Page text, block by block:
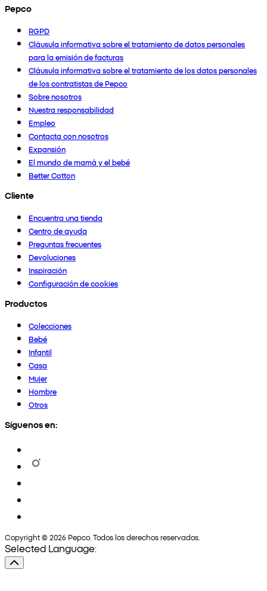
Pepco
RGPD
Cláusula informativa sobre el tratamiento de datos personales
para la emisión de facturas
Cláusula informativa sobre el tratamiento de los datos personales
de los contratistas de Pepco
Sobre nosotros
Nuestra responsabilidad
Empleo
Contacta con nosotros
Expansión
El mundo de mamá y el bebé
Better Cotton
Cliente
Encuentra una tienda
Centro de ayuda
Preguntas frecuentes
Devoluciones
Inspiración
Configuración de cookies
Productos
Colecciones
Bebé
Infantil
Casa
Mujer
Hombre
Otros
Síguenos en:
Copyright © 2026 Pepco. Todos los derechos reservados.
Selected Language: